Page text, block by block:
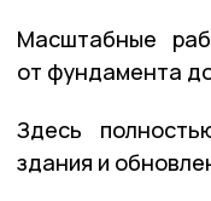
Масштабные
от фундамента
Здесь
здания и